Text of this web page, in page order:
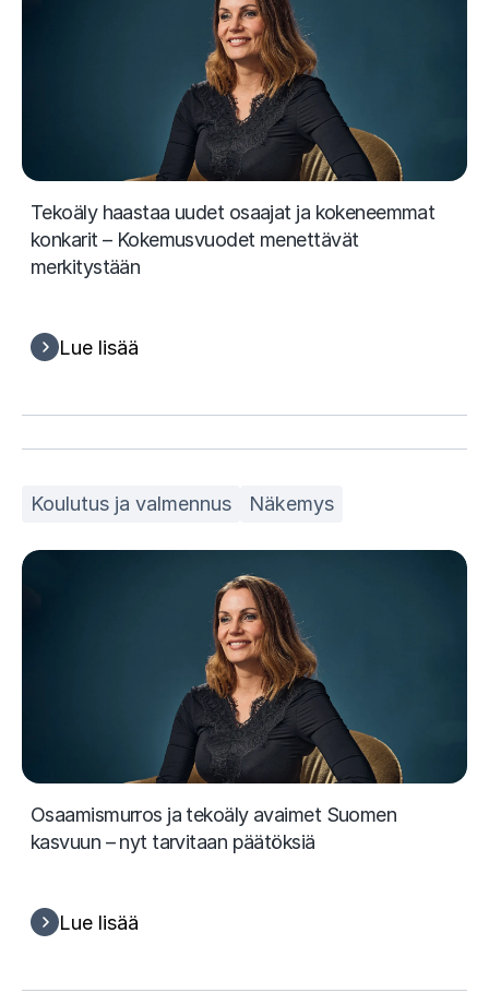
Tekoäly haastaa uudet osaajat ja kokeneemmat
konkarit – Kokemusvuodet menettävät
merkitystään
Lue lisää
Koulutus ja valmennus Näkemys
Osaamismurros ja tekoäly avaimet Suomen
kasvuun – nyt tarvitaan päätöksiä
Lue lisää